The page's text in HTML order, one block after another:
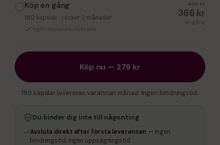
Köp en gång
180 kapslar · räcker 2 månader
Ingen löpande leverans
458 kr
366 kr
en gång
Köp nu — 279 kr
180 kapslar levereras varannan månad. Ingen bindningstid.
Du binder dig inte till någonting
Avsluta direkt efter första leveransen — ingen
bindningstid, ingen uppsägningstid